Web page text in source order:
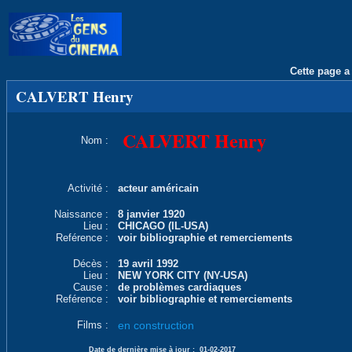
Cette page
CALVERT Henry
Nom : CALVERT Henry
Activité : acteur américain
Naissance :
8 janvier 1920
Lieu :
CHICAGO (IL-USA)
Reférence :
voir bibliographie et remerciements
Décès :
19 avril 1992
Lieu :
NEW YORK CITY (NY-USA)
Cause :
de problèmes cardiaques
Reférence :
voir bibliographie et remerciements
Films : en construction
Date de dernière mise à jour : 01-02-2017